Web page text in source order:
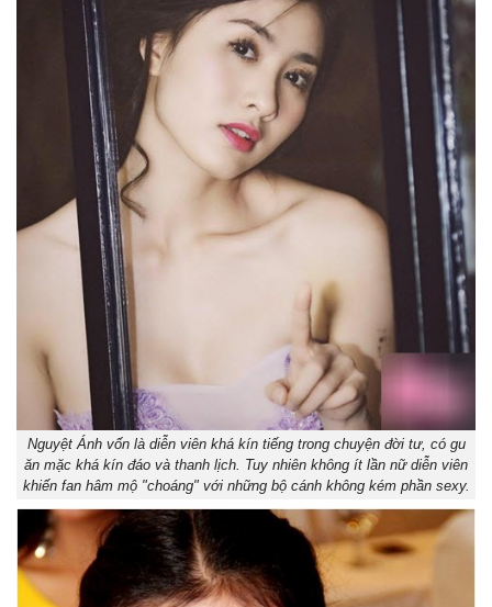
Nguyệt Ánh vốn là diễn viên khá kín tiếng trong chuyện đời tư, có gu
ăn mặc khá kín đáo và thanh lịch. Tuy nhiên không ít lần nữ diễn viên
khiến fan hâm mộ "choáng" với những bộ cánh không kém phần sexy.